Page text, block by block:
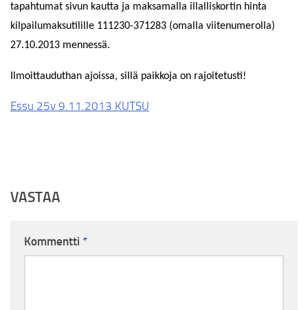
tapahtumat sivun kautta ja maksamalla illalliskortin hinta
kilpailumaksutilille 111230-371283 (omalla viitenumerolla)
27.10.2013 mennessä.
Ilmoittauduthan ajoissa, sillä paikkoja on rajoitetusti!
Essu 25v 9.11.2013 KUTSU
VASTAA
Kommentti *